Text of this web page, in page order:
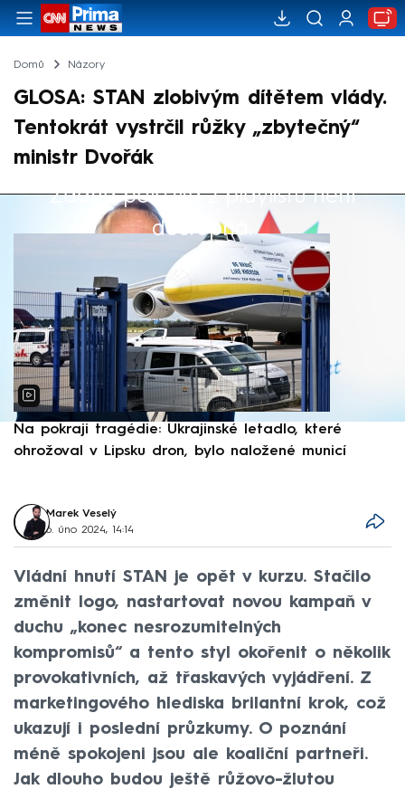
Domů Názory
GLOSA: STAN zlobivým dítětem vlády.
Tentokrát vystrčil růžky „zbytečný“
ministr Dvořák
Žádná položka z playlistu není
dostupná.
Výběr redakce
Na pokraji tragédie: Ukrajinské letadlo, které
ohrožoval v Lipsku dron, bylo naložené municí
Marek Veselý
6. úno 2024, 14:14
Vládní hnutí STAN je opět v kurzu. Stačilo
změnit logo, nastartovat novou kampaň v
duchu „konec nesrozumitelných
kompromisů“ a tento styl okořenit o několik
provokativních, až třaskavých vyjádření. Z
marketingového hlediska brilantní krok, což
ukazují i poslední průzkumy. O poznání
méně spokojeni jsou ale koaliční partneři.
Jak dlouho budou ještě růžovo-žlutou